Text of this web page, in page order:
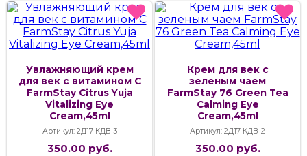
Увлажняющий крем
для век с витамином С
FarmStay Citrus Yuja
Vitalizing Eye
Cream,45ml
Артикул: 2Д17-КДВ-3
350.00 руб.
Крем для век с
зеленым чаем
FarmStay 76 Green Tea
Calming Eye
Cream,45ml
Артикул: 2Д17-КДВ-2
350.00 руб.